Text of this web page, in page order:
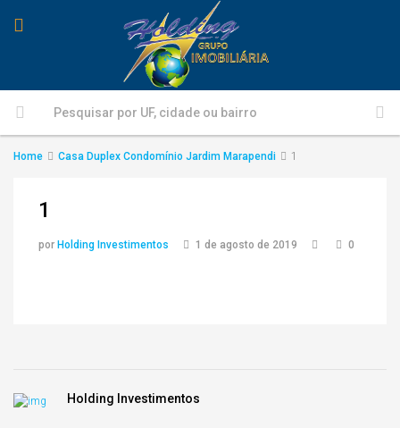
Home Casa Duplex Condomínio Jardim Marapendi 1
1
por Holding Investimentos 1 de agosto de 2019 0
Holding Investimentos